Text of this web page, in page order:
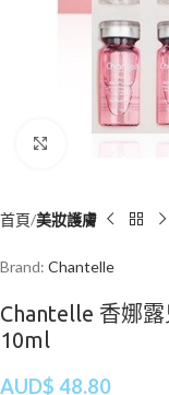
Click to enlarge
首頁 美妝護膚
Brand: Chantelle
Chantelle 香娜
10ml
AUD$ 48.80